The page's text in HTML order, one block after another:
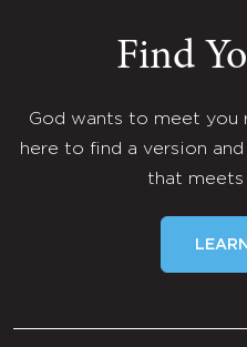
Find
God wants to meet you
here to find a version
that meets